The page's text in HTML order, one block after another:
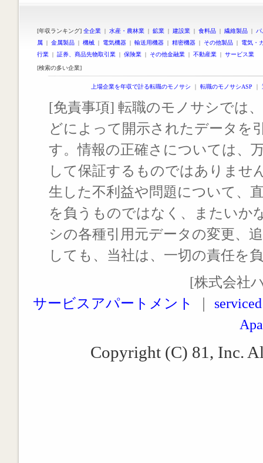
[年収ランキング] 全企業 | 水産・農林業 | 鉱業 | 建設業 | 食料品 | 繊維製品 |
属 | 金属製品 | 機械 | 電気機器 | 輸送用機器 | 精密機器 | その他製品 | 電気・
行業 | 証券、商品先物取引業 | 保険業 | その他金融業 | 不動産業 | サービス業
[検索の多い企業]
上場企業を年収で計る転職のモノサシ ｜ 転職のモノサシASP ｜
[免責事項] 転職のモノサシでは
どによって開示されたデータを
す。情報の正確さについては、
して保証するものではありませ
生した不利益や問題について、
を負うものではなく、またいか
シの各種引用元データの変更、
しても、当社は、一切の責任を
[株式会社
サービスアパートメント
Copyright (C) 81, Inc.